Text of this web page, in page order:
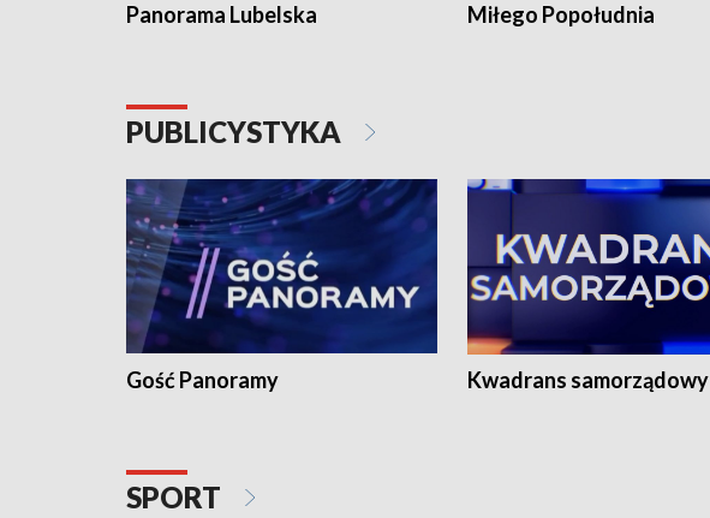
Panorama Lubelska Miłego Popołudnia
PUBLICYSTYKA
Gość Panoramy Kwadrans samorządowy
SPORT